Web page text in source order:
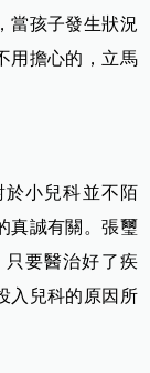
當孩子發生狀況
用擔心的，立馬
於小兒科並不陌
真誠有關。張璽
要醫治好了疾
入兒科的原因所